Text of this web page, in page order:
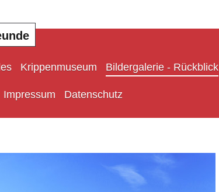
Krippenmuseum Bildergalerie - Rückblick
Impressum Datenschutz